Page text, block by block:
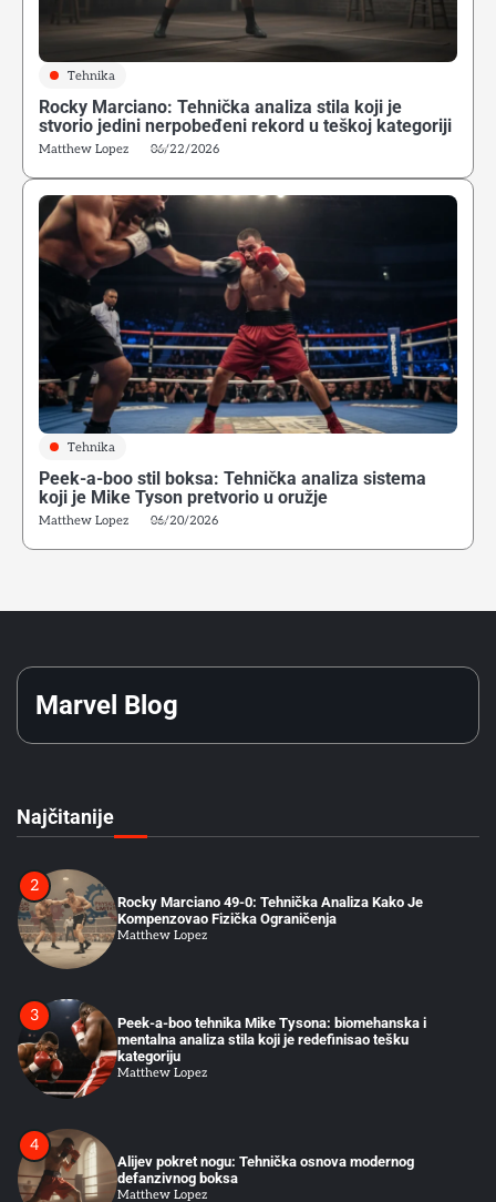
Tehnika
Rocky Marciano: Tehnička analiza stila koji je
stvorio jedini nerpobeđeni rekord u teškoj kategoriji
Matthew Lopez 06/22/2026
Tehnika
Peek-a-boo stil boksa: Tehnička analiza sistema
koji je Mike Tyson pretvorio u oružje
Matthew Lopez 06/20/2026
Marvel Blog
Najčitanije
Alijev pokret nogu: Tehnička osnova modernog
defanzivnog boksa
Matthew Lopez
Kako početi boks u Srbiji: Vodič za odrasle početnike
2
Rocky Marciano 49-0: Tehnička Analiza Kako Je
Kompenzovao Fizička Ograničenja
Matthew Lopez
3
Peek-a-boo tehnika Mike Tysona: biomehanska i
mentalna analiza stila koji je redefinisao tešku
kategoriju
Matthew Lopez
4
Alijev pokret nogu: Tehnička osnova modernog
defanzivnog boksa
Matthew Lopez